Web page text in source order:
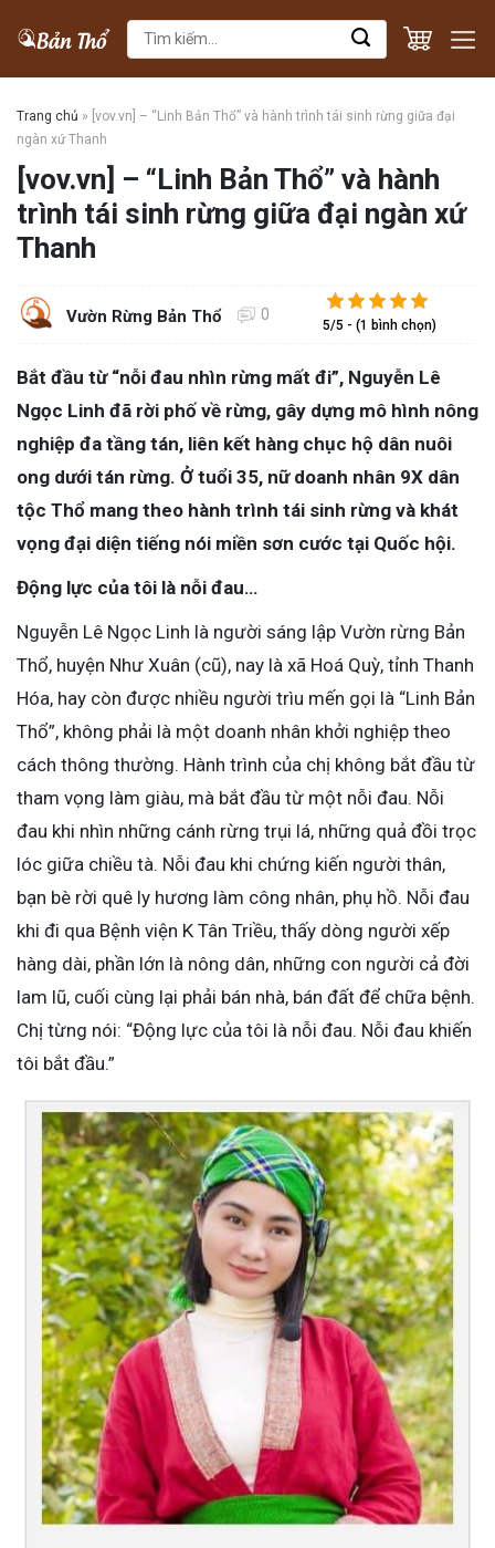
content
Tìm
kiếm:
Trang chủ » [vov.vn] – “Linh Bản Thổ” và hành trình tái sinh rừng giữa đại
ngàn xứ Thanh
[vov.vn] – “Linh Bản Thổ” và hành
trình tái sinh rừng giữa đại ngàn xứ
Thanh
Vườn Rừng Bản Thổ 0
5/5 - (1 bình chọn)
Bắt đầu từ “nỗi đau nhìn rừng mất đi”, Nguyễn Lê
Ngọc Linh đã rời phố về rừng, gây dựng mô hình nông
nghiệp đa tầng tán, liên kết hàng chục hộ dân nuôi
ong dưới tán rừng. Ở tuổi 35, nữ doanh nhân 9X dân
tộc Thổ mang theo hành trình tái sinh rừng và khát
vọng đại diện tiếng nói miền sơn cước tại Quốc hội.
Động lực của tôi là nỗi đau…
Nguyễn Lê Ngọc Linh là người sáng lập Vườn rừng Bản
Thổ, huyện Như Xuân (cũ), nay là xã Hoá Quỳ, tỉnh Thanh
Hóa, hay còn được nhiều người trìu mến gọi là “Linh Bản
Thổ”, không phải là một doanh nhân khởi nghiệp theo
cách thông thường. Hành trình của chị không bắt đầu từ
tham vọng làm giàu, mà bắt đầu từ một nỗi đau. Nỗi
đau khi nhìn những cánh rừng trụi lá, những quả đồi trọc
lóc giữa chiều tà. Nỗi đau khi chứng kiến người thân,
bạn bè rời quê ly hương làm công nhân, phụ hồ. Nỗi đau
khi đi qua Bệnh viện K Tân Triều, thấy dòng người xếp
hàng dài, phần lớn là nông dân, những con người cả đời
lam lũ, cuối cùng lại phải bán nhà, bán đất để chữa bệnh.
Chị từng nói: “Động lực của tôi là nỗi đau. Nỗi đau khiến
tôi bắt đầu.”